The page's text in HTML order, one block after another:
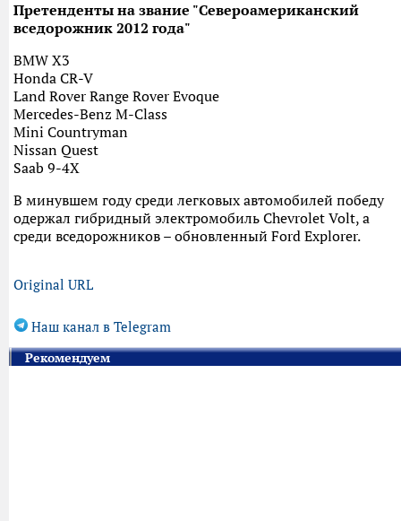
Претенденты на звание "Североамериканский
вседорожник 2012 года"
BMW X3
Honda CR-V
Land Rover Range Rover Evoque
Mercedes-Benz M-Class
Mini Countryman
Nissan Quest
Saab 9-4X
В минувшем году среди легковых автомобилей победу
одержал гибридный электромобиль Chevrolet Volt, а
среди вседорожников – обновленный Ford Explorer.
Original URL
Наш канал в Telegram
Рекомендуем